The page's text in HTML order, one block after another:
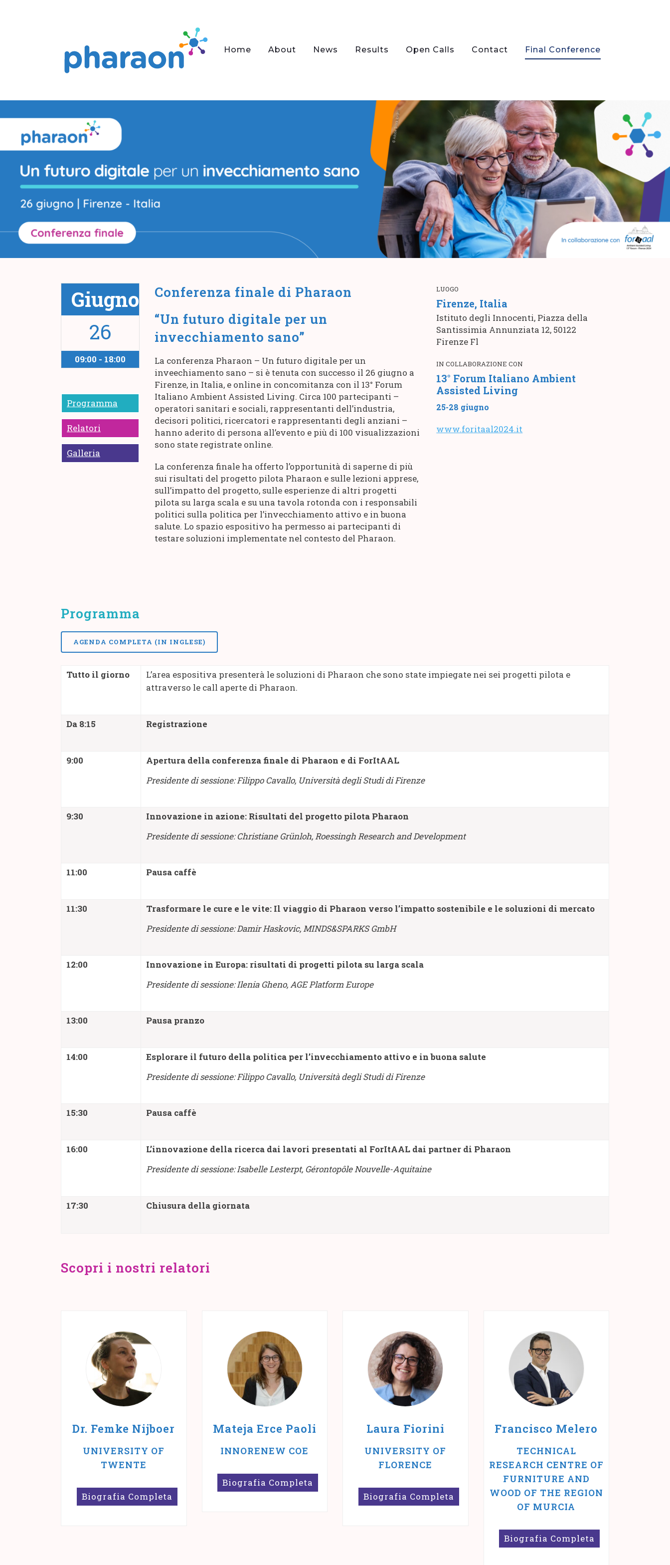
Home About News Results Open Calls Contact Final Conference
Giugno
26
09:00 - 18:00
Programma
Relatori
Galleria
Conferenza finale di Pharaon
“Un futuro digitale per un
invecchiamento sano”
La conferenza Pharaon – Un futuro digitale per un
inveechiamento sano – si è tenuta con successo il 26 giugno a
Firenze, in Italia, e online in concomitanza con il 13° Forum
Italiano Ambient Assisted Living. Circa 100 partecipanti –
operatori sanitari e sociali, rappresentanti dell’industria,
decisori politici, ricercatori e rappresentanti degli anziani –
hanno aderito di persona all’evento e più di 100 visualizzazioni
sono state registrate online.
La conferenza finale ha offerto l’opportunità di saperne di più
sui risultati del progetto pilota Pharaon e sulle lezioni apprese,
sull’impatto del progetto, sulle esperienze di altri progetti
pilota su larga scala e su una tavola rotonda con i responsabili
politici sulla politica per l’invecchiamento attivo e in buona
salute. Lo spazio espositivo ha permesso ai partecipanti di
testare soluzioni implementate nel contesto del Pharaon.
LUOGO
Firenze, Italia
Istituto degli Innocenti, Piazza della
Santissimia Annunziata 12, 50122
Firenze Fl
IN COLLABORAZIONE CON
13° Forum Italiano Ambient
Assisted Living
25-28 giugno
www.foritaal2024.it
Programma
AGENDA COMPLETA (IN INGLESE)
Tutto il giorno
L’area espositiva presenterà le soluzioni di Pharaon che sono state impiegate nei sei progetti pilota e
attraverso le call aperte di Pharaon.
Da 8:15 Registrazione
9:00
Apertura della conferenza finale di Pharaon e di ForItAAL
Presidente di sessione: Filippo Cavallo, Università degli Studi di Firenze
9:30
Innovazione in azione: Risultati del progetto pilota Pharaon
Presidente di sessione: Christiane Grünloh, Roessingh Research and Development
11:00 Pausa caffè
11:30
Trasformare le cure e le vite: Il viaggio di Pharaon verso l’impatto sostenibile e le soluzioni di mercato
Presidente di sessione: Damir Haskovic, MINDS&SPARKS GmbH
12:00
Innovazione in Europa: risultati di progetti pilota su larga scala
Presidente di sessione: Ilenia Gheno, AGE Platform Europe
13:00 Pausa pranzo
14:00
Esplorare il futuro della politica per l’invecchiamento attivo e in buona salute
Presidente di sessione: Filippo Cavallo, Università degli Studi di Firenze
15:30 Pausa caffè
16:00
L’innovazione della ricerca dai lavori presentati al ForItAAL dai partner di Pharaon
Presidente di sessione: Isabelle Lesterpt, Gérontopôle Nouvelle-Aquitaine
17:30 Chiusura della giornata
Scopri i nostri relatori
Dr. Femke Nijboer
UNIVERSITY OF
TWENTE
Biografia Completa
Mateja Erce Paoli
INNORENEW COE
Biografia Completa
Laura Fiorini
UNIVERSITY OF
FLORENCE
Biografia Completa
Francisco Melero
TECHNICAL
RESEARCH CENTRE OF
FURNITURE AND
WOOD OF THE REGION
OF MURCIA
Biografia Completa